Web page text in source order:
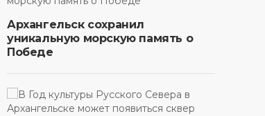
Архангельск сохранил
уникальную морскую память о
Победе